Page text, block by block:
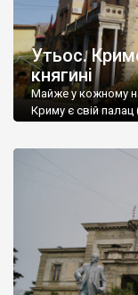
Утьос.
княгині
Майже у кожному
Криму є свій палац